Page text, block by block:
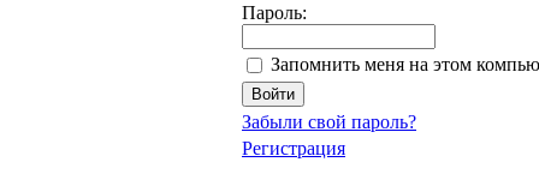
Пароль:
Запомнить меня на этом
Забыли свой пароль?
Регистрация